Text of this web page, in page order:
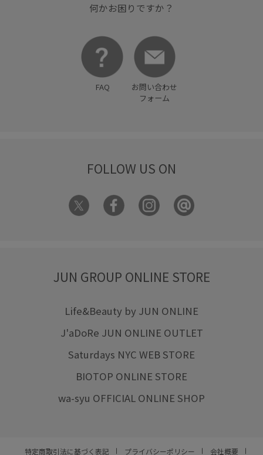
何かお困りですか？
FAQ
お問い合わせ
フォーム
FOLLOW US ON
JUN GROUP ONLINE STORE
Life&Beauty by JUN ONLINE
J'aDoRe JUN ONLINE OUTLET
Saturdays NYC WEB STORE
BIOTOP ONLINE STORE
wa-syu OFFICIAL ONLINE SHOP
特定商取引法に基づく表記 プライバシーポリシー 会社概要